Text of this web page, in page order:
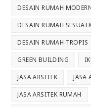
DESAIN RUMAH
DESAIN RUMAH SESUAI
DESAIN RUMAH TROPIS
GREEN BUILDING
JASA ARSITEK JASA
JASA ARSITEK RUMAH